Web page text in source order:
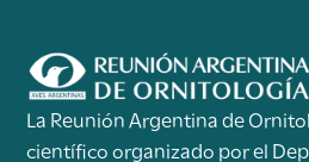
La Reunión Argentina de
científico organizado por el